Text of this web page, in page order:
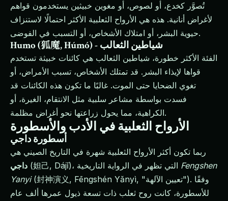
تُصوَّر كخدع، أو لصوص، أو مغوين خبيثين يستخدمون قواهم
لأغراض أنانية. هذه هي الأرواح الثعلبية الأكثر احتمالًا لاستنزاف
حيوية البشر، أو امتلاك الأشخاص، أو التسبب في الفوضى.
Humo (狐魔, Húmó) - شياطين الثعالب
الفئة الأكثر خطورة، شياطين الثعالب هي كائنات خبيثة تستخدم
قواها لإيذاء البشر. قد تمتلك الأشخاص، تسبب الأمراض، أو
تغوي الضحايا حتى الموت. غالبًا ما تكون هذه الكائنات قد
فسدت بواسطة مشاعر سلبية مثل الانتقام، الغيرة، أو
الكراهية، مما يحول زراعتها نحو أغراض مظلمة.
الأرواح الثعلبية في الأدب والأسطورة
أسطورة داجي
ربما تكون أكثر الأرواح الثعلبية شهرة في التاريخ الصيني هي
داجي
Fengshen
Yanyi(封神演义, Fēngshén Yǎnyì, "تعيين الآلهة"). وفقًا
للأسطورة، كانت روح ثعلب ذات تسعة ذيول عمرها ألف عام